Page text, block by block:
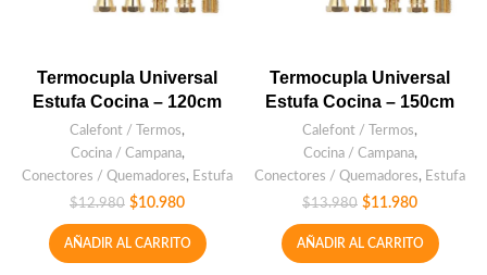
Termocupla Universal
Estufa Cocina – 120cm
Calefont / Termos,
Cocina / Campana,
Conectores / Quemadores, Estufa
$12.980 $10.980
AÑADIR AL CARRITO
Termocupla Universal
Estufa Cocina – 150cm
Calefont / Termos,
Cocina / Campana,
Conectores / Quemadores, Estufa
$13.980 $11.980
AÑADIR AL CARRITO